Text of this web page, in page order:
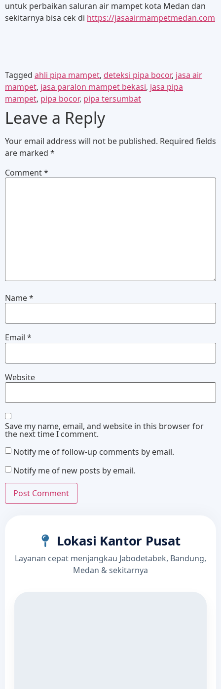
untuk perbaikan saluran air mampet kota Medan dan
sekitarnya bisa cek di https://jasaairmampetmedan.com
Tagged ahli pipa mampet, deteksi pipa bocor, jasa air
mampet, jasa paralon mampet bekasi, jasa pipa
mampet, pipa bocor, pipa tersumbat
Leave a Reply
Your email address will not be published. Required fields
are marked *
Comment*
Name*
Email *
Website
Save my name, email, and website in this browser for
the next time I comment.
Notify me of follow-up comments by email.
Notify me of new posts by email.
Lokasi Kantor Pusat
Layanan cepat menjangkau Jabodetabek, Bandung,
Medan & sekitarnya